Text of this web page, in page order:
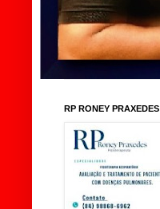
RP RONEY PRAXEDES